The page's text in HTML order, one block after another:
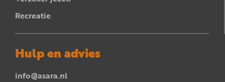
Recreatie
Hulp en advies
info@asara.nl